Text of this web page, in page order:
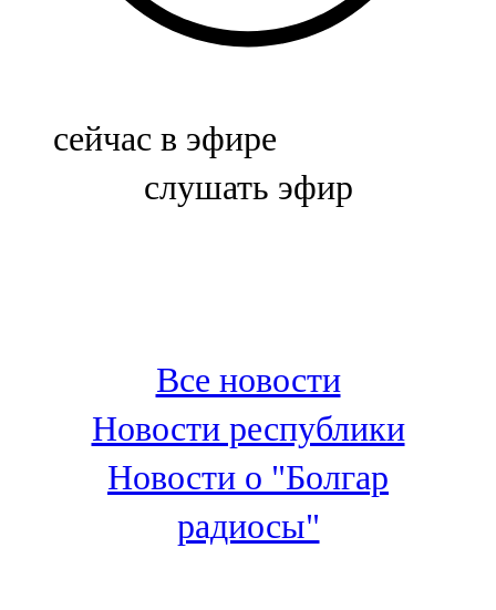
Биләр
Болгар
100,3 FM
Зәй
106,6 FM
Кадыбаш
105,2 FM
сейчас в эфире
слушать эфир
Все новости
Новости республики
Новости о "Болгар
радиосы"